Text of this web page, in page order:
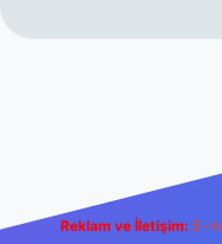
Reklam ve İletişim: E-